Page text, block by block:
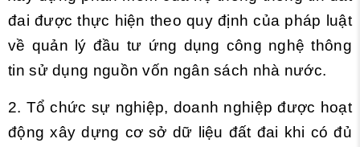
đai được thực hiện theo quy định của pháp luật
về quản lý đầu tư ứng dụng công nghệ thông
tin sử dụng nguồn vốn ngân sách nhà nước.
2. Tổ chức sự nghiệp, doanh nghiệp được hoạt
động xây dựng cơ sở dữ liệu đất đai khi có đủ